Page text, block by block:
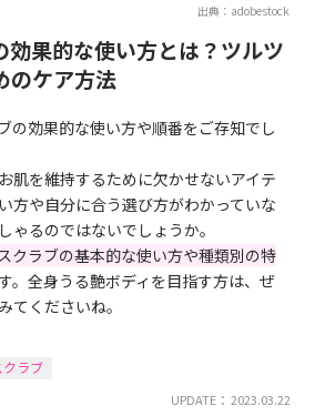
出典：adobestock
効果的な使い方とは？ツルツ
のケア方法
の効果的な使い方や順番をご存知でし
肌を維持するために欠かせないアイテ
方や自分に合う選び方がわかっていな
るのではないでしょうか。
クラブの基本的な使い方や種類別の特
。全身うる艶ボディを目指す方は、ぜ
てくださいね。
クラブ
UPDATE： 2023.03.22